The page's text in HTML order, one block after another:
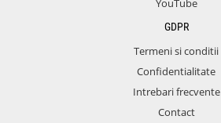
YouTube
GDPR
Termeni si conditii
Confidentialitate
Intrebari frecvente
Contact